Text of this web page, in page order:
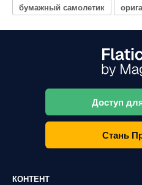
бумажный самолетик
Доступ
Стань
КОНТЕНТ